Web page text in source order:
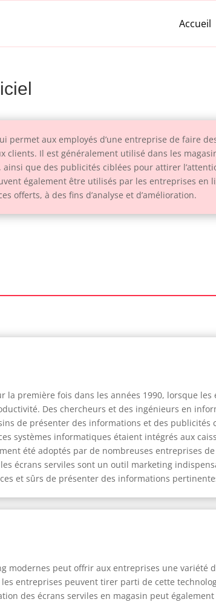
Accueil
permet aux employés d’une entreprise de faire
clients. Il est généralement utilisé dans les
que des publicités ciblées pour attirer
également être utilisés par les entreprises
offerts, à des fins d’analyse et d’amélioration.
la première fois dans les années 1990, lorsque
Des chercheurs et des ingénieurs en
de présenter des informations et des
systèmes informatiques étaient intégrés aux
été adoptés par de nombreuses entreprises
écrans serviles sont un outil marketing
et sûrs de présenter des informations
modernes peut offrir aux entreprises une variété
entreprises peuvent tirer parti de cette
des écrans serviles en magasin peut